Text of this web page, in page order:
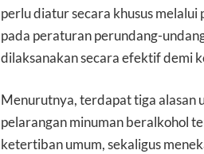
perlu diatur secara khusus
pada peraturan perundang-
dilaksanakan secara efektif demi
Menurutnya, terdapat tiga alasan
pelarangan minuman beralkohol
ketertiban umum, sekaligus